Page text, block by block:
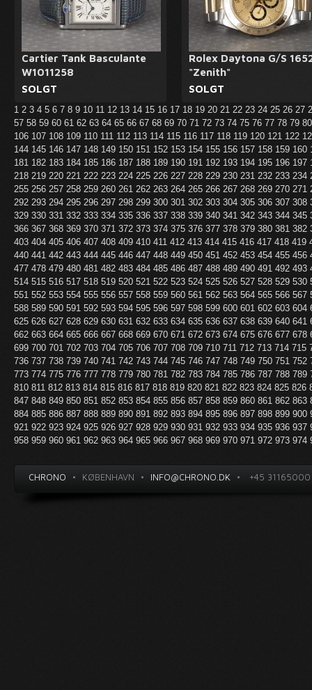
Cartier Tank Basculante
W1011258
SOLGT
Rolex Daytona G/S
"Zenith"
SOLGT
1 2 3 4 5 6 7 8 9 10 11 12 13 14 15 16 17 18 19 20 21 22 23 24 25 26 27
57 58 59 60 61 62 63 64 65 66 67 68 69 70 71 72 73 74 75 76 77 78 79
106 107 108 109 110 111 112 113 114 115 116 117 118 119 120 121 122
144 145 146 147 148 149 150 151 152 153 154 155 156 157 158 159 160
181 182 183 184 185 186 187 188 189 190 191 192 193 194 195 196 197
218 219 220 221 222 223 224 225 226 227 228 229 230 231 232 233 234
255 256 257 258 259 260 261 262 263 264 265 266 267 268 269 270 271
292 293 294 295 296 297 298 299 300 301 302 303 304 305 306 307 308
329 330 331 332 333 334 335 336 337 338 339 340 341 342 343 344 345
366 367 368 369 370 371 372 373 374 375 376 377 378 379 380 381 382
403 404 405 406 407 408 409 410 411 412 413 414 415 416 417 418 419
440 441 442 443 444 445 446 447 448 449 450 451 452 453 454 455 456
477 478 479 480 481 482 483 484 485 486 487 488 489 490 491 492 493
514 515 516 517 518 519 520 521 522 523 524 525 526 527 528 529 530
551 552 553 554 555 556 557 558 559 560 561 562 563 564 565 566 567
588 589 590 591 592 593 594 595 596 597 598 599 600 601 602 603 604
625 626 627 628 629 630 631 632 633 634 635 636 637 638 639 640 641
662 663 664 665 666 667 668 669 670 671 672 673 674 675 676 677 678
699 700 701 702 703 704 705 706 707 708 709 710 711 712 713 714 715
736 737 738 739 740 741 742 743 744 745 746 747 748 749 750 751 752
773 774 775 776 777 778 779 780 781 782 783 784 785 786 787 788 789
810 811 812 813 814 815 816 817 818 819 820 821 822 823 824 825 826
847 848 849 850 851 852 853 854 855 856 857 858 859 860 861 862 863
884 885 886 887 888 889 890 891 892 893 894 895 896 897 898 899 900
921 922 923 924 925 926 927 928 929 930 931 932 933 934 935 936 937
958 959 960 961 962 963 964 965 966 967 968 969 970 971 972 973 974
CHRONO • KØBENHAVN • INFO@CHRONO.DK • +45 31165000